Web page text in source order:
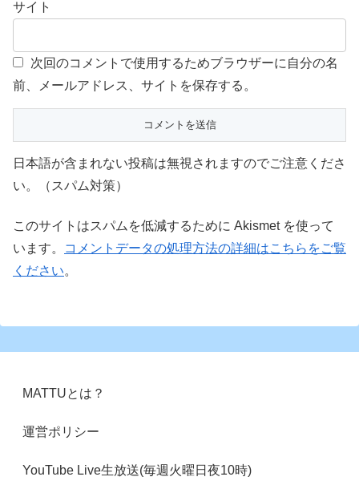
サイト
次回のコメントで使用するためブラウザーに自分の名
前、メールアドレス、サイトを保存する。
日本語が含まれない投稿は無視されますのでご注意くださ
い。（スパム対策）
このサイトはスパムを低減するために Akismet を使って
います。
コメントデータの処理方法の詳細はこちらをご覧
ください。
MATTUとは？
運営ポリシー
YouTube Live生放送(毎週火曜日夜10時)